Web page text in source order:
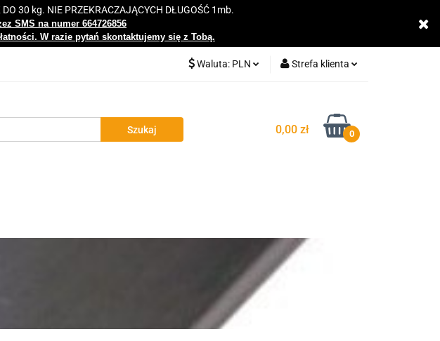
30 kg. NIE PRZEKRACZAJĄCYCH DŁUGOŚĆ 1mb.
SMS na numer 664726856
W razie pytań skontaktujemy się z Tobą.
Waluta: PLN Strefa klienta
Zarejestruj się
Dodaj zgłoszenie
0,00 zł 0
Centrum Wiedzy